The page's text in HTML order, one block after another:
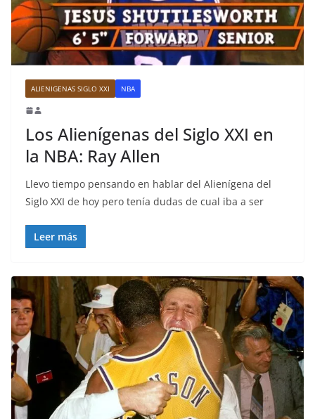
ALIENIGENAS SIGLO XXI NBA
Los Alienígenas del Siglo XXI en
la NBA: Ray Allen
Llevo tiempo pensando en hablar del Alienígena del
Siglo XXI de hoy pero tenía dudas de cual iba a ser
Leer más